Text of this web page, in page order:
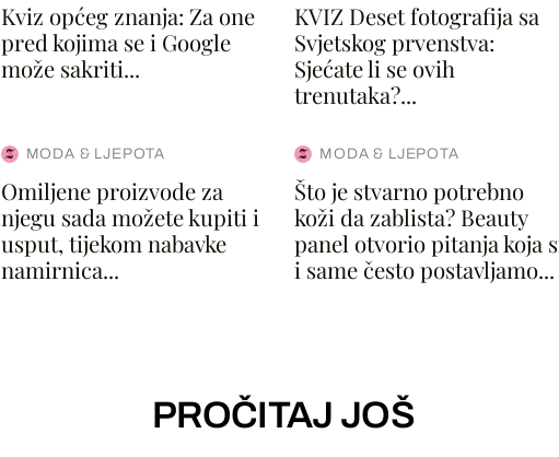
Kviz općeg znanja: Za one
pred kojima se i Google
može sakriti...
KVIZ Deset fotografija sa
Svjetskog prvenstva:
Sjećate li se ovih
trenutaka?...
MODA & LJEPOTA
Omiljene proizvode za
njegu sada možete kupiti i
usput, tijekom nabavke
namirnica...
MODA & LJEPOTA
Što je stvarno potrebno
koži da zablista? Beauty
panel otvorio pitanja koja
i same često postavljamo...
PROČITAJ JOŠ